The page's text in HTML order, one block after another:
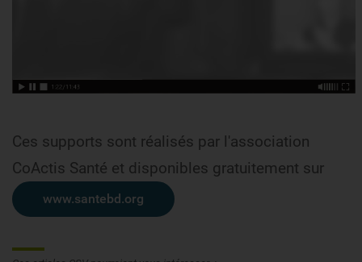
Ces supports sont réalisés par l'association
CoActis Santé et disponibles gratuitement sur
www.santebd.org